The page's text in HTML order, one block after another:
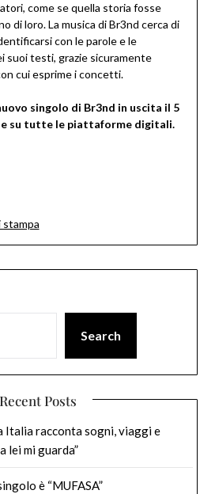
come se quella storia fosse
di loro. La musica di Br3nd cerca di
con le parole e le
suoi testi, grazie sicuramente
cui esprime i concetti.
singolo di Br3nd in uscita il 5
e su tutte le piattaforme digitali.
Search
Recent Posts
Italia racconta sogni, viaggi e
lei mi guarda”
è “MUFASA”